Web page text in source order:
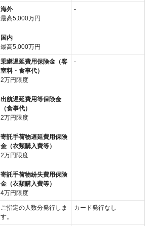
海外
最高5,000万円
国内
最高5,000万円
-
乗継遅延費用保険金（客
室料・食事代）
2万円限度
出航遅延費用等保険金
（食事代）
2万円限度
寄託手荷物遅延費用保険
金（衣類購入費等）
2万円限度
寄託手荷物紛失費用保険
金（衣類購入費等）
4万円限度
-
ご指定の人数分発行しま
す。
カード発行なし